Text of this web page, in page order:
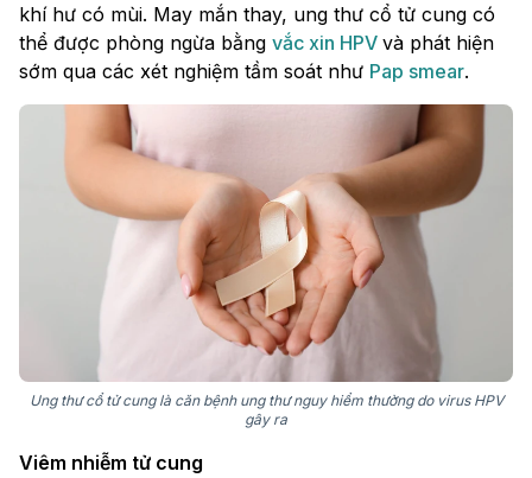
khí hư có mùi. May mắn thay, ung thư cổ tử cung có
thể được phòng ngừa bằng vắc xin HPV và phát hiện
sớm qua các xét nghiệm tầm soát như Pap smear.
Ung thư cổ tử cung là căn bệnh ung thư nguy hiểm thường do virus HPV
gây ra
Viêm nhiễm tử cung